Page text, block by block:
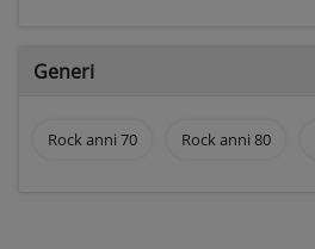
Generi
Rock anni 70 Rock anni 80